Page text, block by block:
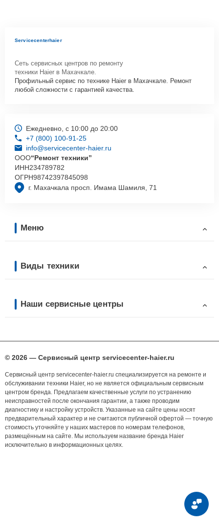
Servicecenterhaier
Сеть сервисных центров по ремонту
техники Haier в Махачкале.
Профильный сервис по технике Haier в Махачкале. Ремонт
любой сложности с гарантией качества.
г. Махачкала просп. Имама Шамиля, 71
Ежедневно, с 10:00 до 20:00
+7 (800) 100-91-25
info@servicecenter-haier.ru
ООО“Ремонт техники”
ИНН234789782
ОГРН98742397845098
Меню
Виды техники
Наши сервисные центры
© 2026 — Сервисный центр servicecenter-haier.ru
Сервисный центр servicecenter-haier.ru специализируется на ремонте и
обслуживании техники Haier, но не является официальным сервисным
центром бренда. Предлагаем качественные услуги по устранению
неисправностей после окончания гарантии, а также проводим
диагностику и настройку устройств. Указанные на сайте цены носят
предварительный характер и не считаются публичной офертой — точную
стоимость уточняйте у наших мастеров по номерам телефонов,
размещённым на сайте. Мы используем название бренда Haier
исключительно в информационных целях.